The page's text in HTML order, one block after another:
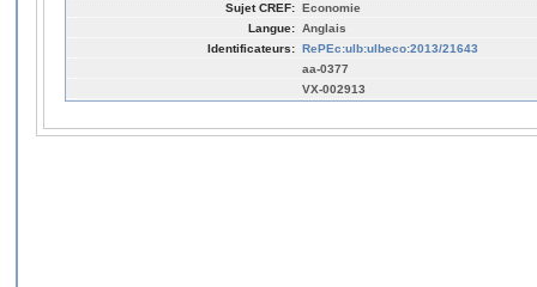
Sujet CREF: Economie
Langue: Anglais
Identificateurs: RePEc:ulb:ulbeco:2013/21643
aa-0377
VX-002913